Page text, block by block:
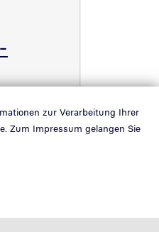
zur Verarbeitung Ihrer
Zum Impressum gelangen Sie